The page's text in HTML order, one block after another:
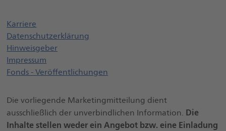
Karriere
Datenschutzerklärung
HinweisgeberÖffnet einen neuen Browser Tab
Impressum
Fonds - Veröffentlichungen
Die vorliegende Marketingmitteilung dient
ausschließlich der unverbindlichen Information. Die
Inhalte stellen weder ein Angebot bzw. eine Einladung